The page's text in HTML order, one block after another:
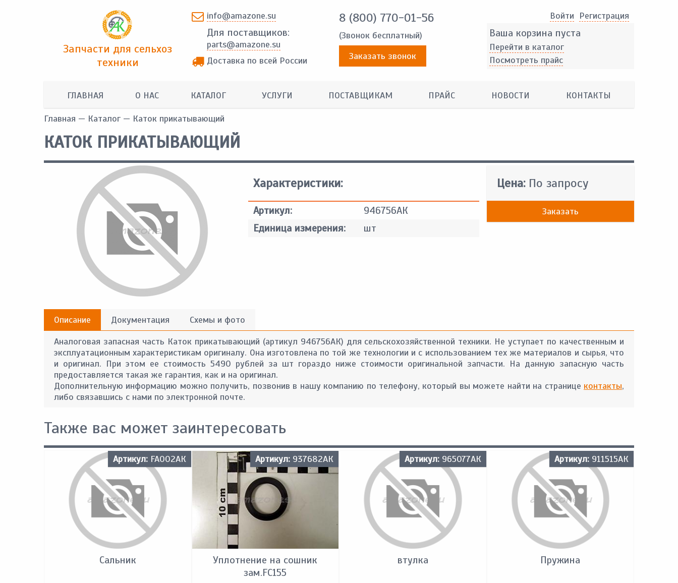
Запчасти для сельхоз
техники
info@amazone.su
Для поставщиков:
parts@amazone.su
Доставка по всей России
8 (800) 770-01-56
(Звонок бесплатный)
Заказать звонок
Войти Pегистрация
Ваша корзина пуста
Перейти в каталог
Посмотреть прайс
ГЛАВНАЯ О НАС КАТАЛОГ УСЛУГИ ПОСТАВЩИКАМ ПРАЙС НОВОСТИ КОНТАКТЫ
Главная — Каталог — Каток прикатывающий
КАТОК ПРИКАТЫВАЮЩИЙ
Характеристики:
Артикул:
946756АК
Единица измерения:
шт
Цена: По запросу
Заказать
Описание Документация
Схемы и фото
Аналоговая запасная часть Каток прикатывающий (артикул 946756АК) для сельскохозяйственной техники. Не уступает по качественным и
эксплуатационным характеристикам оригиналу. Она изготовлена по той же технологии и с использованием тех же материалов и сырья, что
и оригинал. При этом ее стоимость 5490 рублей за шт гораздо ниже стоимости оригинальной запчасти. На данную запасную часть
предоставляется такая же гарантия, как и на оригинал.
Дополнительную информацию можно получить, позвонив в нашу компанию по телефону, который вы можете найти на странице контакты,
либо связавшись с нами по электронной почте.
Также вас может заинтересовать
Артикул: FA002АК
Сальник
Артикул: 937682АК
Уплотнение на сошник
зам.FC155
Артикул: 965077АК
втулка
Артикул: 911515АК
Пружина